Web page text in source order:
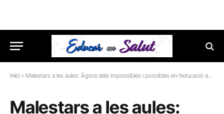
Inici » Malestars a les aules: Àgora dels impossibles i possibles en l’educació avui
Malestars a les aules: